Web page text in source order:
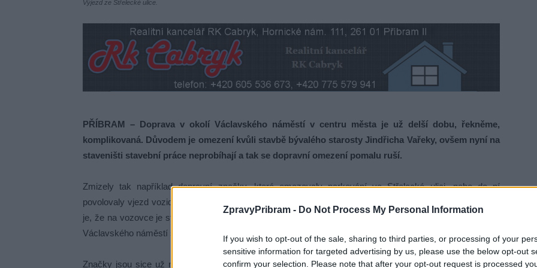
ZpravyPribram - Do Not Process My Personal Information
If you wish to opt-out of the sale, sharing to third parties, or processing of your
sensitive information for targeted advertising by us, please use the below opt-out
confirm your selection. Please note that after your opt-out request is processed
Výjezd ze Střelecké ulice.
PŘÍBRAM – Doprava v okolí Václavského náměstí v centru města je už delší dobu, řekněme,
komplikovaná. Důvodem je omezení kvůli stavbě bývalého starosty Jindřicha Vařeky, ovšem nyní na
staveništi stavební práce neprobíhají a tak se dopravní omezení pomalu ruší.
Zmizely tak například dopravní značky, které omezovaly parkování ve Střelecké ulici, nebo do ní
povolovaly vjezd vozidlům stavby v protisměru. Bohužel k úplnému zlepšení to zatím nevedlo. Důvodem
je, že na vozovce je stále žlutě vyznačený vjezd do Střelecké ulice v protisměru a tak se auta jedoucí od
Václavského náměstí stále řadí pouze do jednoho pruhu.
Značky jsou sice už několik týdnů pryč, ale i vodorovné dopravní značení mate některé řidiče. A podle